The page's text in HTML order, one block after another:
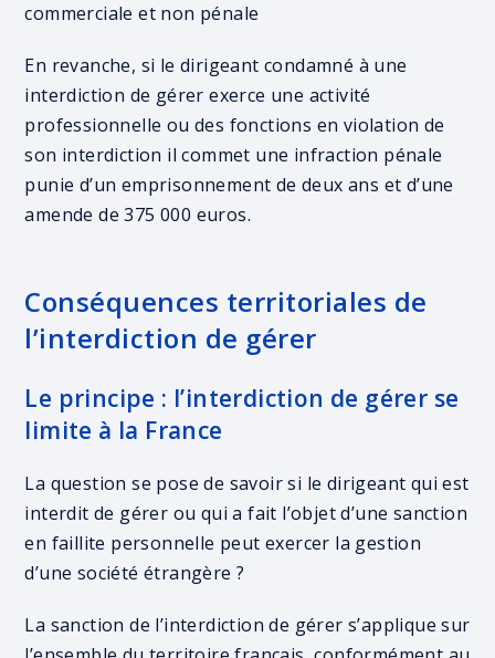
commerciale et non pénale
En revanche, si le dirigeant condamné à une
interdiction de gérer exerce une activité
professionnelle ou des fonctions en violation de
son interdiction il commet une infraction pénale
punie d’un emprisonnement de deux ans et d’une
amende de 375 000 euros.
Conséquences territoriales de
l’interdiction de gérer
Le principe : l’interdiction de gérer se
limite à la France
La question se pose de savoir si le dirigeant qui est
interdit de gérer ou qui a fait l’objet d’une sanction
en faillite personnelle peut exercer la gestion
d’une société étrangère ?
La sanction de l’interdiction de gérer s’applique sur